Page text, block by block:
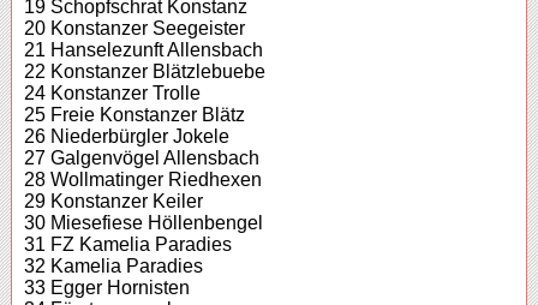
19 Schopfschrat Konstanz
20 Konstanzer Seegeister
21 Hanselezunft Allensbach
22 Konstanzer Blätzlebuebe
24 Konstanzer Trolle
25 Freie Konstanzer Blätz
26 Niederbürgler Jokele
27 Galgenvögel Allensbach
28 Wollmatinger Riedhexen
29 Konstanzer Keiler
30 Miesefiese Höllenbengel
31 FZ Kamelia Paradies
32 Kamelia Paradies
33 Egger Hornisten